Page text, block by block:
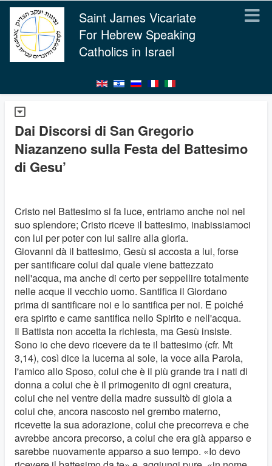
Saint James Vicariate
For Hebrew Speaking
Catholics in Israel
Dai Discorsi di San Gregorio
Niazanzeno sulla Festa del Battesimo
di Gesu’
Cristo nel Battesimo si fa luce, entriamo anche noi nel
suo splendore; Cristo riceve il battesimo, inabissiamoci
con lui per poter con lui salire alla gloria.
Giovanni dà il battesimo, Gesù si accosta a lui, forse
per santificare colui dal quale viene battezzato
nell'acqua, ma anche di certo per seppellire totalmente
nelle acque il vecchio uomo. Santifica il Giordano
prima di santificare noi e lo santifica per noi. E poiché
era spirito e carne santifica nello Spirito e nell'acqua.
Il Battista non accetta la richiesta, ma Gesù insiste.
Sono io che devo ricevere da te il battesimo (cfr. Mt
3,14), così dice la lucerna al sole, la voce alla Parola,
l'amico allo Sposo, colui che è il più grande tra i nati di
donna a colui che è il primogenito di ogni creatura,
colui che nel ventre della madre sussultò di gioia a
colui che, ancora nascosto nel grembo materno,
ricevette la sua adorazione, colui che precorreva e che
avrebbe ancora precorso, a colui che era già apparso e
sarebbe nuovamente apparso a suo tempo. «Io devo